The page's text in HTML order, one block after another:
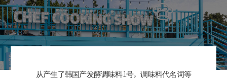
从产生了韩国产发酵调味料1号，调味料代名词等